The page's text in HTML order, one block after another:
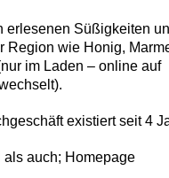
erlesenen Süßigkeiten
Region wie Honig,
im Laden – online auf
existiert seit 4
als auch; Homepage